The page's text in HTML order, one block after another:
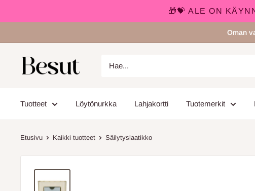
🎁💝 ALE ON
sisältöön
Oman
Besut.fi
Tuotteet Löytönurkka Lahjakortti Tuotemerkit
Etusivu Kaikki tuotteet Säilytyslaatikko